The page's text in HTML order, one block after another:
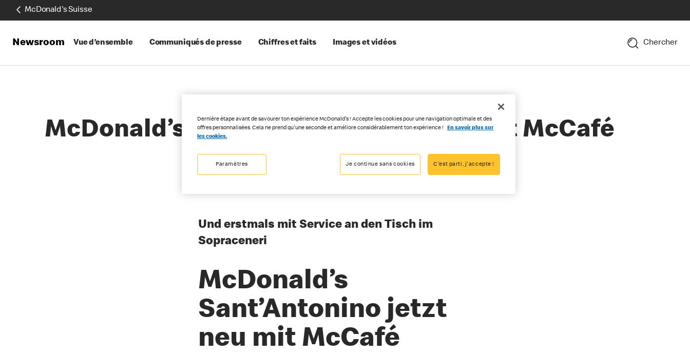
McDonald's Suisse
Newsroom Vue d’ensemble Communiqués de presse Chiffres et faits Images et vidéos Chercher
McDonald’s Sant’Antonino jetzt neu mit McCafé
Und erstmals mit Service an den Tisch im
Sopraceneri
McDonald’s
Sant’Antonino jetzt
neu mit McCafé
Dernière étape avant de savourer ton expérience McDonald's ! Accepte les cookies pour une navigation optimale et des
offres personnalisées. Cela ne prend qu'une seconde et améliore considérablement ton expérience !
En savoir plus sur
les cookies.
Paramètres Je continue sans cookies C'est parti, j'accepte !